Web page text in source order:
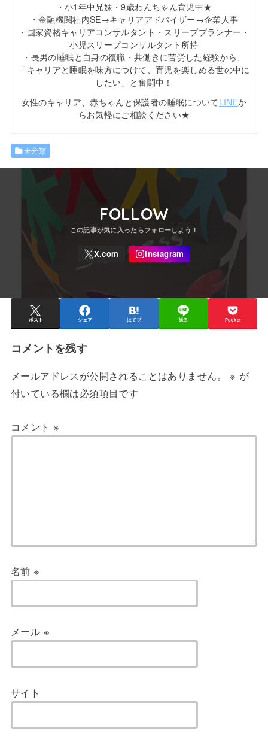
・小1年中兄妹・9歳わんちゃん育児中★
・金融機関社内SE→キャリアアドバイザー→企業人事
・国家資格キャリアコンサルタント・スリーププランナー・
小児スリープコンサルタント所持
・長男の睡眠と自身の復職・共働きに苦労した経験から、
「キャリアと睡眠を味方につけて、育児を楽しめる世の中に
したい」と奮闘中！
女性のキャリア、赤ちゃんと保護者の睡眠について LINEか
らお気軽にご相談ください★
未分類
FOLLOW
ポスト シェア はてブ 送る Pocket
コメントを残す
メールアドレスが公開されることはありません。 ※ が
付いている欄は必須項目です
コメント ※
名前※
メール ※
サイト